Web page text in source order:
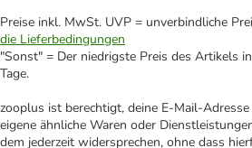
Preise inkl. MwSt. UVP = unverbindliche
die Lieferbedingungen
"Sonst" = Der niedrigste Preis des Artikels
Tage.
zooplus ist berechtigt, deine E-Mail-
eigene ähnliche Waren oder
dem jederzeit widersprechen, ohne dass